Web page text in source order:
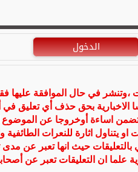
الدخول
،وتنشر في حال الموافقة عليها
الاخبارية بحق حذف أي تعليق
اساءة أوخروجا عن الموضوع
يتناول اثارة للنعرات الطائفية
بالتعليقات حيث انها تعبر عن مدى
علما ان التعليقات تعبر عن